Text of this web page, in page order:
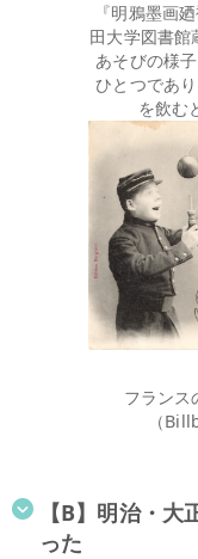
『明鴉墨画
田大学図書館
あそびの様
ひとつであ
を飲む
フランス
（
【B】明治・
った